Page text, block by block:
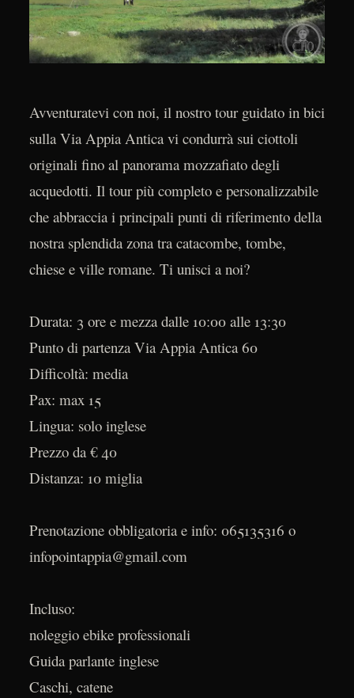
Avventuratevi con noi, il nostro tour guidato in bici
sulla Via Appia Antica vi condurrà sui ciottoli
originali fino al panorama mozzafiato degli
acquedotti. Il tour più completo e personalizzabile
che abbraccia i principali punti di riferimento della
nostra splendida zona tra catacombe, tombe,
chiese e ville romane. Ti unisci a noi?
Durata: 3 ore e mezza dalle 10:00 alle 13:30
Punto di partenza Via Appia Antica 60
Difficoltà: media
Pax: max 15
Lingua: solo inglese
Prezzo da € 40
Distanza: 10 miglia
Prenotazione obbligatoria e info: 065135316 o
infopointappia@gmail.com
Incluso:
noleggio ebike professionali
Guida parlante inglese
Caschi, catene